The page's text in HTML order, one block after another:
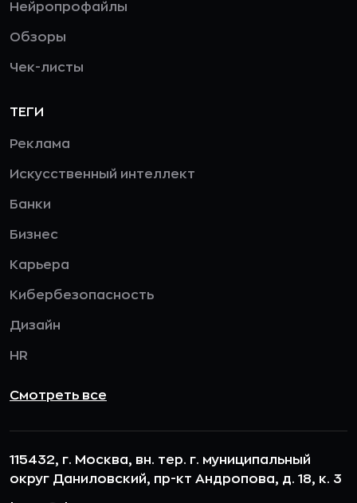
Нейропрофайлы
Обзоры
Чек-листы
ТЕГИ
Реклама
Искусственный интеллект
Банки
Бизнес
Карьера
Кибербезопасность
Дизайн
HR
Смотреть все
115432, г. Москва, вн. тер. г. муниципальный
округ Даниловский, пр-кт Андропова, д. 18, к. 3